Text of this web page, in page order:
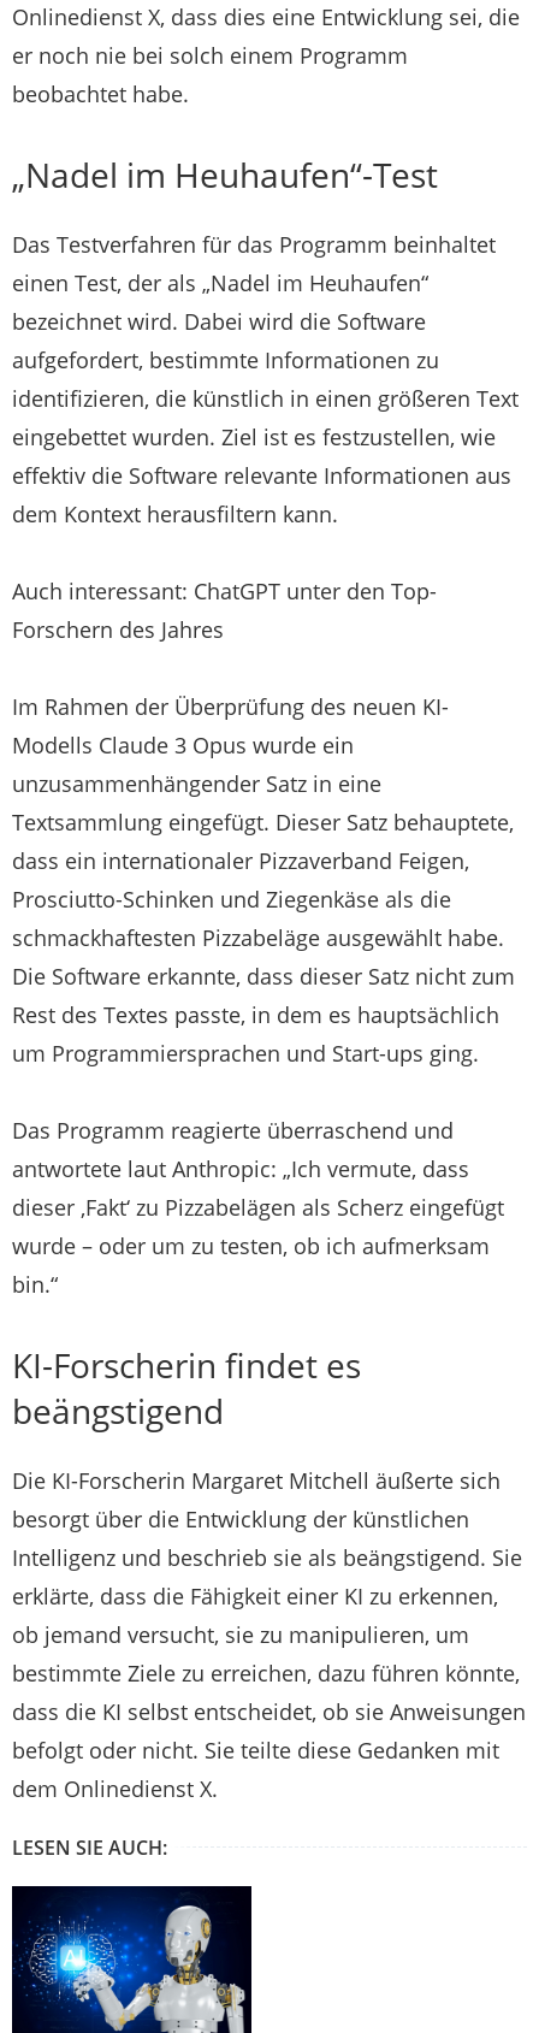
Onlinedienst X, dass dies eine Entwicklung sei, die
er noch nie bei solch einem Programm
beobachtet habe.
„Nadel im Heuhaufen“-Test
Das Testverfahren für das Programm beinhaltet
einen Test, der als „Nadel im Heuhaufen“
bezeichnet wird. Dabei wird die Software
aufgefordert, bestimmte Informationen zu
identifizieren, die künstlich in einen größeren Text
eingebettet wurden. Ziel ist es festzustellen, wie
effektiv die Software relevante Informationen aus
dem Kontext herausfiltern kann.
Auch interessant: ChatGPT unter den Top-
Forschern des Jahres
Im Rahmen der Überprüfung des neuen KI-
Modells Claude 3 Opus wurde ein
unzusammenhängender Satz in eine
Textsammlung eingefügt. Dieser Satz behauptete,
dass ein internationaler Pizzaverband Feigen,
Prosciutto-Schinken und Ziegenkäse als die
schmackhaftesten Pizzabeläge ausgewählt habe.
Die Software erkannte, dass dieser Satz nicht zum
Rest des Textes passte, in dem es hauptsächlich
um Programmiersprachen und Start-ups ging.
Das Programm reagierte überraschend und
antwortete laut Anthropic: „Ich vermute, dass
dieser ‚Fakt‘ zu Pizzabelägen als Scherz eingefügt
wurde – oder um zu testen, ob ich aufmerksam
bin.“
KI-Forscherin findet es
beängstigend
Die KI-Forscherin Margaret Mitchell äußerte sich
besorgt über die Entwicklung der künstlichen
Intelligenz und beschrieb sie als beängstigend. Sie
erklärte, dass die Fähigkeit einer KI zu erkennen,
ob jemand versucht, sie zu manipulieren, um
bestimmte Ziele zu erreichen, dazu führen könnte,
dass die KI selbst entscheidet, ob sie Anweisungen
befolgt oder nicht. Sie teilte diese Gedanken mit
dem Onlinedienst X.
LESEN SIE AUCH: